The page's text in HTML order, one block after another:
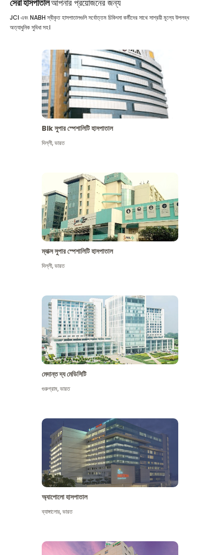
সেরা হাসপাতালআপনার প্রয়োজনের জন্য
JCI এবং NABH স্বীকৃত হাসপাতালগুলি সর্বোত্তম চিকিৎসা কর্মীদের সাথে সাশ্রয়ী মূল্যে উপলব্ধ
অত্যাধুনিক সুবিধা সহ।
Blk সুপার স্পেশালিটি হাসপাতাল
দিল্লী,ভারত
ম্যাক্স সুপার স্পেশালিটি হাসপাতাল
দিল্লী,ভারত
মেদান্ত দ্য মেডিসিটি
গুরুগ্রাম,ভারত
অ্যাপোলো হাসপাতাল
ব্যাঙ্গালোর,ভারত